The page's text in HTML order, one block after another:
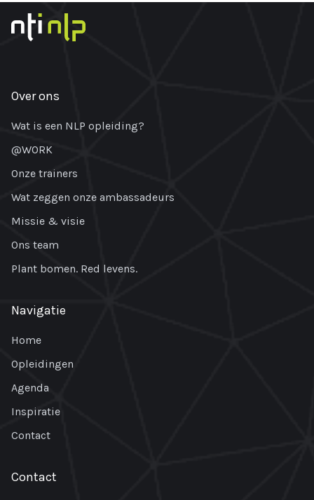
Over ons
Wat is een NLP opleiding?
@WORK
Onze trainers
Wat zeggen onze ambassadeurs
Missie & visie
Ons team
Plant bomen. Red levens.
Navigatie
Home
Opleidingen
Agenda
Inspiratie
Contact
Contact